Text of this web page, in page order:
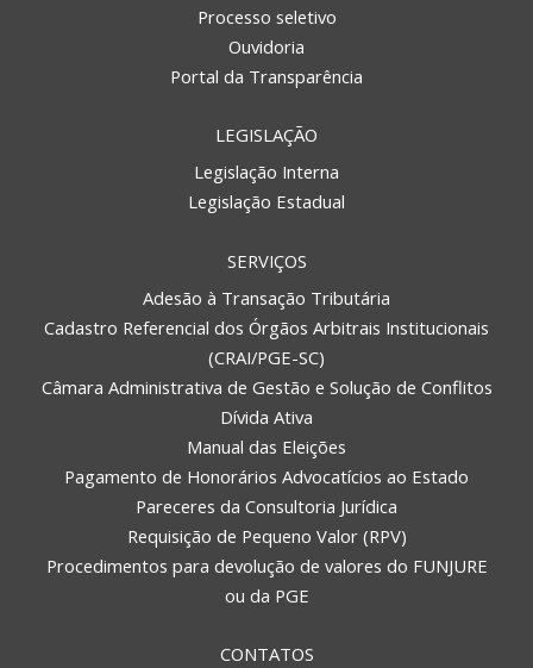
Processo seletivo
Ouvidoria
Portal da Transparência
LEGISLAÇÃO
Legislação Interna
Legislação Estadual
SERVIÇOS
Adesão à Transação Tributária
Cadastro Referencial dos Órgãos Arbitrais Institucionais
(CRAI/PGE-SC)
Câmara Administrativa de Gestão e Solução de Conflitos
Dívida Ativa
Manual das Eleições
Pagamento de Honorários Advocatícios ao Estado
Pareceres da Consultoria Jurídica
Requisição de Pequeno Valor (RPV)
Procedimentos para devolução de valores do FUNJURE
ou da PGE
CONTATOS